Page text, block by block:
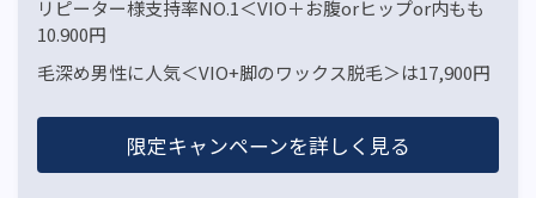
リピーター様支持率NO.1＜VIO＋お腹orヒップor内もも
10.900円
毛深め男性に人気＜VIO+脚のワックス脱毛＞は17,900円
限定キャンペーンを詳しく見る